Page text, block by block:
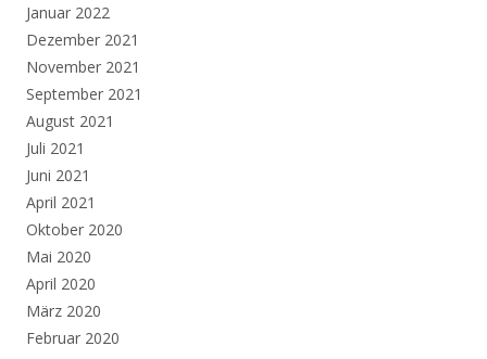
Januar 2022
Dezember 2021
November 2021
September 2021
August 2021
Juli 2021
Juni 2021
April 2021
Oktober 2020
Mai 2020
April 2020
März 2020
Februar 2020